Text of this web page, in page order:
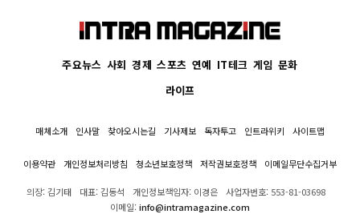
주요뉴스 사회 경제 스포츠 연예 IT테크 게임 문화
라이프
매체소개 인사말 찾아오시는길 기사제보 독자투고 인트라위키 사이트맵
이용약관 개인정보처리방침 청소년보호정책 저작권보호정책 이메일무단수집거부
의장: 김기태 대표: 김동석 개인정보책임자: 이경은
사업자번호: 553-81-03698
이메일:info@intramagazine.com